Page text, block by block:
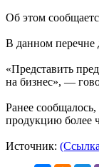
Об этом
В данном перечне
«Представить
на бизнес», —
Ранее
продукцию более
Источник: